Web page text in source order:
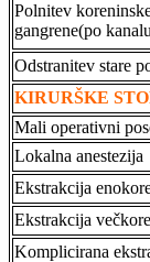
Polnitev
gangrene(po
Odstranitev stare
KIRURŠKE
Mali operativni
Lokalna anestezija
Ekstrakcija
Ekstrakcija
Komplicirana